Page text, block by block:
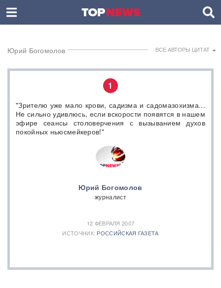
Юрий Богомолов ВСЕ АВТОРЫ ЦИТАТ
1
"Зрителю уже мало крови, садизма и садомазохизма...
Не сильно удивлюсь, если вскорости появятся в нашем
эфире сеансы столоверчения с вызыванием духов
покойных ньюсмейкеров!"
Юрий Богомолов
журналист
12 ФЕВРАЛЯ 2007
ИСТОЧНИК: РОССИЙСКАЯ ГАЗЕТА